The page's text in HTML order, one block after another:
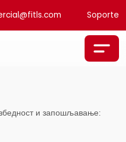
Soporte
и запошљавање: